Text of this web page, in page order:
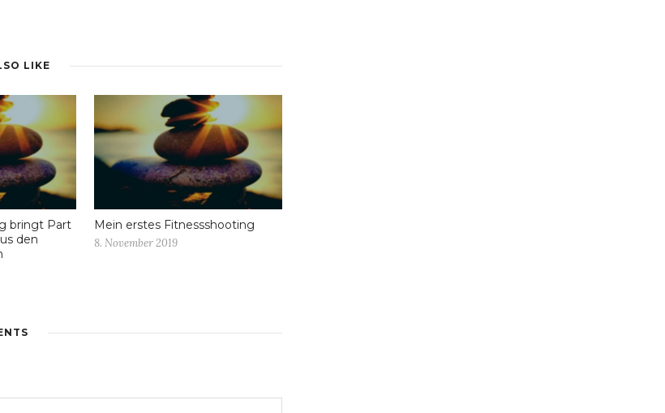
LIKE
bringt Part
den
Mein erstes Fitnessshooting
8. November 2019